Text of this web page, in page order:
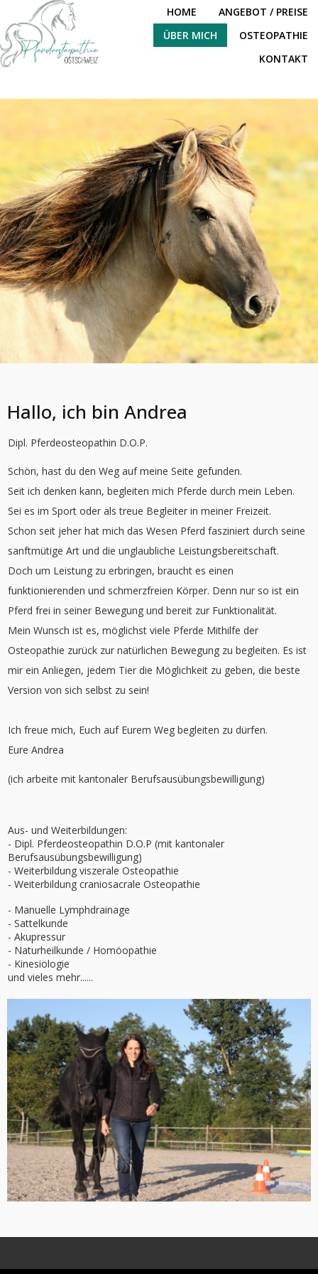
HOME
ANGEBOT / PREISE
ÜBER MICH
OSTEOPATHIE
KONTAKT
Hallo, ich bin Andrea
Dipl. Pferdeosteopathin D.O.P.
Schön, hast du den Weg auf meine Seite gefunden.
Seit ich denken kann, begleiten mich Pferde durch mein Leben.
Sei es im Sport oder als treue Begleiter in meiner Freizeit.
Schon seit jeher hat mich das Wesen Pferd fasziniert durch seine
sanftmütige Art und die unglaubliche Leistungsbereitschaft.
Doch um Leistung zu erbringen, braucht es einen
funktionierenden und schmerzfreien Körper. Denn nur so ist ein
Pferd frei in seiner Bewegung und bereit zur Funktionalität.
Mein Wunsch ist es, möglichst viele Pferde Mithilfe der
Osteopathie zurück zur natürlichen Bewegung zu begleiten. Es ist
mir ein Anliegen, jedem Tier die Möglichkeit zu geben, die beste
Version von sich selbst zu sein!
Ich freue mich, Euch auf Eurem Weg begleiten zu dürfen.
Eure Andrea
(ich arbeite mit kantonaler Berufsausübungsbewilligung)
Aus- und Weiterbildungen:
- Dipl. Pferdeosteopathin D.O.P (mit kantonaler
Berufsausübungsbewilligung)
- Weiterbildung viszerale Osteopathie
- Weiterbildung craniosacrale Osteopathie
- Manuelle Lymphdrainage
- Sattelkunde
- Akupressur
- Naturheilkunde / Homöopathie
- Kinesiologie
und vieles mehr......